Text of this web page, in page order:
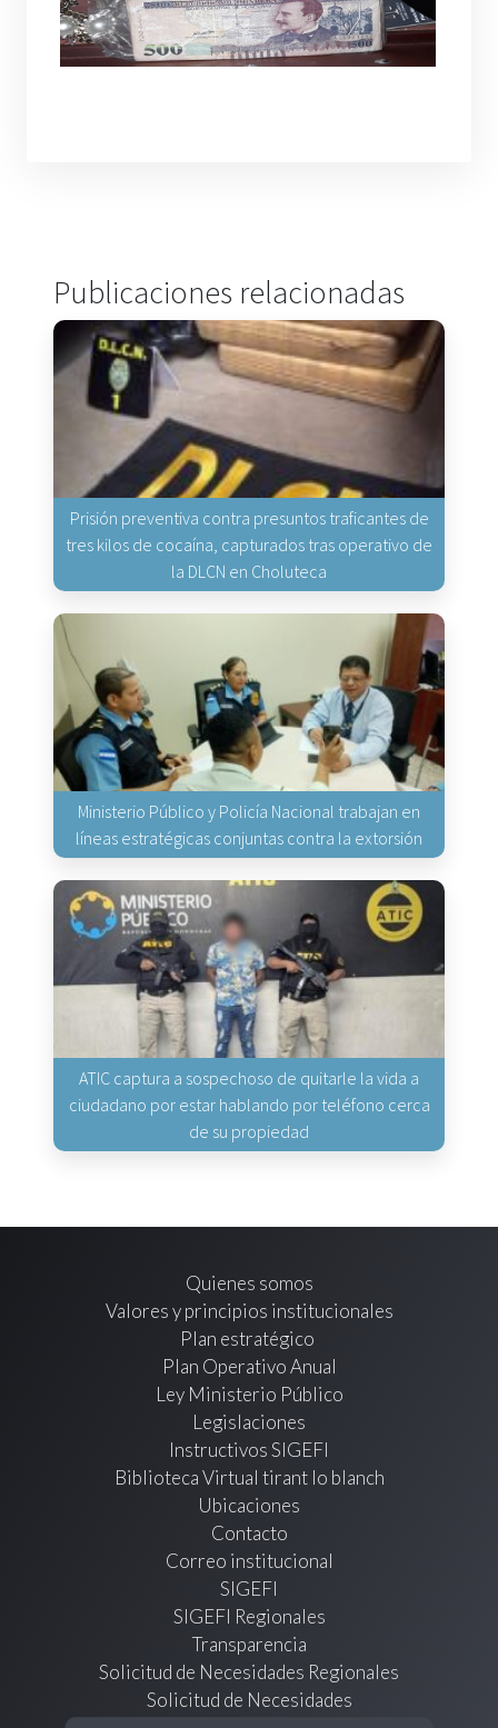
Publicaciones relacionadas
Prisión preventiva contra presuntos traficantes de
tres kilos de cocaína, capturados tras operativo de
la DLCN en Choluteca
Ministerio Público y Policía Nacional trabajan en
líneas estratégicas conjuntas contra la extorsión
ATIC captura a sospechoso de quitarle la vida a
ciudadano por estar hablando por teléfono cerca
de su propiedad
Quienes somos
Valores y principios institucionales
Plan estratégico
Plan Operativo Anual
Ley Ministerio Público
Legislaciones
Instructivos SIGEFI
Biblioteca Virtual tirant lo blanch
Ubicaciones
Contacto
Correo institucional
SIGEFI
SIGEFI Regionales
Transparencia
Solicitud de Necesidades Regionales
Solicitud de Necesidades